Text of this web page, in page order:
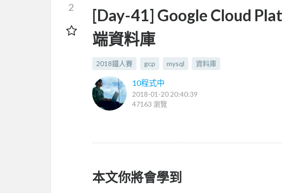
2
[Day-41] Google Cloud
端資料庫
2018鐵人賽 gcp mysql 資料庫
10程式中
2018-01-20 20:40:39
47163 瀏覽
本文你將會學到